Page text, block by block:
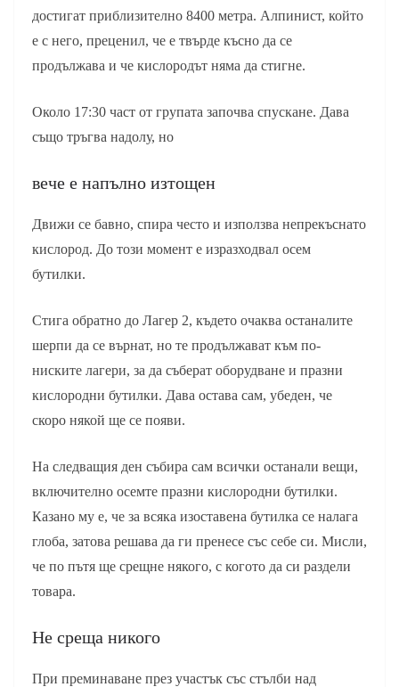
достигат приблизително 8400 метра. Алпинист, който
е с него, преценил, че е твърде късно да се
продължава и че кислородът няма да стигне.
Около 17:30 част от групата започва спускане. Дава
също тръгва надолу, но
вече е напълно изтощен
Движи се бавно, спира често и използва непрекъснато
кислород. До този момент е изразходвал осем
бутилки.
Стига обратно до Лагер 2, където очаква останалите
шерпи да се върнат, но те продължават към по-
ниските лагери, за да съберат оборудване и празни
кислородни бутилки. Дава остава сам, убеден, че
скоро някой ще се появи.
На следващия ден събира сам всички останали вещи,
включително осемте празни кислородни бутилки.
Казано му е, че за всяка изоставена бутилка се налага
глоба, затова решава да ги пренесе със себе си. Мисли,
че по пътя ще срещне някого, с когото да си раздели
товара.
Не среща никого
При преминаване през участък със стълби над